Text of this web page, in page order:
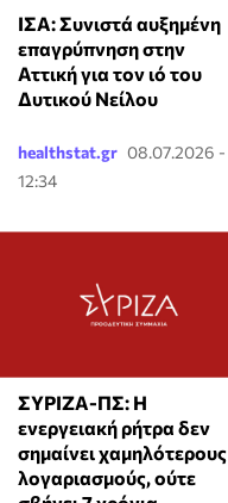
ΙΣΑ: Συνιστά αυξημένη
επαγρύπνηση στην
Αττική για τον ιό του
Δυτικού Νείλου
healthstat.gr 08.07.2026 -
12:34
ΣΥΡΙΖΑ-ΠΣ: Η
ενεργειακή ρήτρα δεν
σημαίνει χαμηλότερους
λογαριασμούς, ούτε